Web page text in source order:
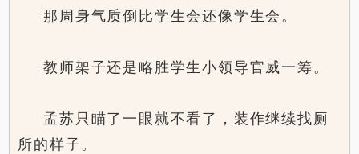
那周身气质倒比学生会还像学生会。
教师架子还是略胜学生小领导官威一筹。
孟苏只瞄了一眼就不看了，装作继续找厕
所的样子。